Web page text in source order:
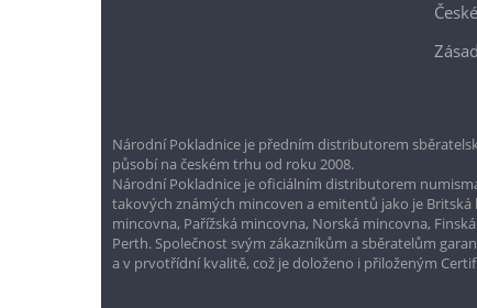
Národní Pokladnice je předním distributorem
působí na českém trhu od roku 2008.
Národní Pokladnice je oficiálním distributorem
takových známých mincoven a emitentů jako je
mincovna, Pařížská mincovna, Norská mincovna,
Perth. Společnost svým zákazníkům a sběratelům
a v prvotřídní kvalitě, což je doloženo i přiloženým